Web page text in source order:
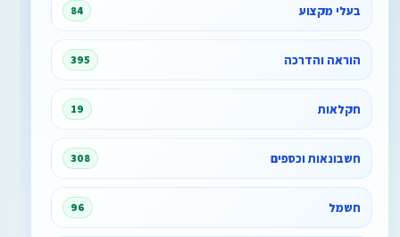
בעלי מקצוע 84
הוראה והדרכה 395
חקלאות 19
חשבונאות וכספים 308
חשמל 96